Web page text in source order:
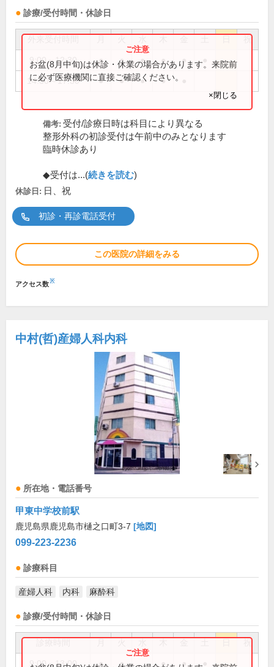
診療/受付時間・休診日
祝
9:00～12:30 ● ● ● ● ●
14:30～17:30 ● ● ● ●
お盆(8月中旬)は休診・休業の場合があります。来院前
に必ず医療機関に直接ご確認ください。
×閉じる
備考: 受付/診療日時は科目により異なる
整形外科の初診受付は午前中のみとなります
臨時休診あり
◆受付は...(続きを読む)
休診日: 日、祝
初診・再診電話受付
この医院の詳細をみる
アクセス数※
中村(哲)産婦人科内科
所在地・電話番号
甲東中学校前駅
鹿児島県鹿児島市樋之口町3-7 [地図]
099-223-2236
診療科目
産婦人科 内科 麻酔科
診療/受付時間・休診日
祝
9:00～13:00 ● ● ● ●